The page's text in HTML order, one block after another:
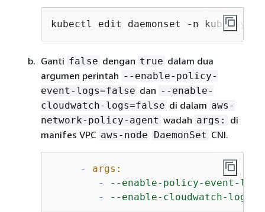
kubectl edit daemonset -n kube-
Ganti false dengan true dalam dua
argumen perintah --enable-policy-
event-logs=false dan --enable-
cloudwatch-logs=false di dalam aws-
network-policy-agent wadah args:
di
manifes VPC aws-node DaemonSet CNI.
-
args:
-
--enable-policy-event-
-
--enable-cloudwatch-